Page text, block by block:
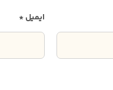
ایمیل*